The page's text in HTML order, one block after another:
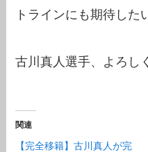
トラインにも期待した
古川真人選手、よろし
関連
【完全移籍】古川真人が完